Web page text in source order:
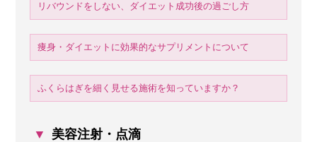
リバウンドをしない、ダイエット成功後の過ごし方
痩身・ダイエットに効果的なサプリメントについて
ふくらはぎを細く見せる施術を知っていますか？
▼ 美容注射・点滴